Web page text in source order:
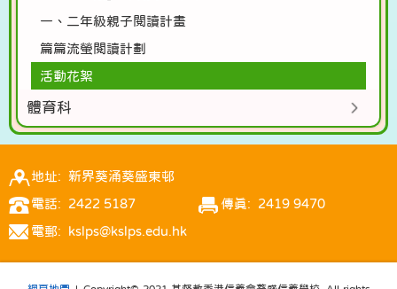
一、二年級親子閱讀計畫
篇篇流螢閱讀計劃
活動花絮
體育科
地址: 新界葵涌葵盛東邨
電話: 2422 5187 傳真: 2419 9470
電郵: kslps@kslps.edu.hk